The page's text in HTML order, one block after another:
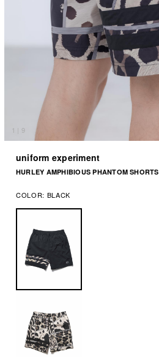
1 | 9
uniform experiment
HURLEY AMPHIBIOUS PHANTOM SHORTS
COLOR: BLACK